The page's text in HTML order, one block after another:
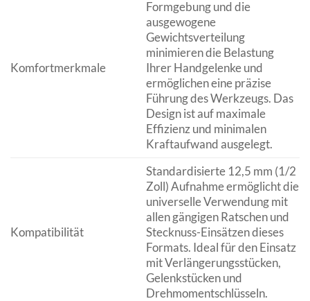
Komfortmerkmale
Formgebung und die
ausgewogene
Gewichtsverteilung
minimieren die Belastung
Ihrer Handgelenke und
ermöglichen eine präzise
Führung des Werkzeugs. Das
Design ist auf maximale
Effizienz und minimalen
Kraftaufwand ausgelegt.
Kompatibilität
Standardisierte 12,5 mm (1/2
Zoll) Aufnahme ermöglicht die
universelle Verwendung mit
allen gängigen Ratschen und
Stecknuss-Einsätzen dieses
Formats. Ideal für den Einsatz
mit Verlängerungsstücken,
Gelenkstücken und
Drehmomentschlüsseln.